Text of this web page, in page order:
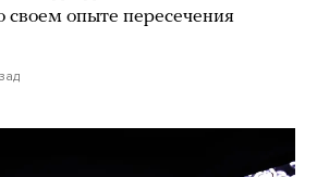
своем опыте пересечения